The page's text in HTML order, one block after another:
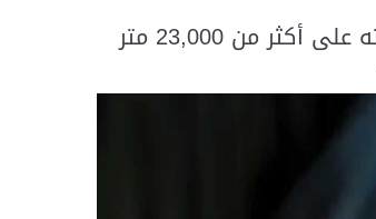
زار سمو الشيخ هزاع بن زايد آل نهيان، ممثل الحاكم في منطقة العين، "مركز واحة العين"، الذي تمتد مساحته على أكثر من 23,000 متر